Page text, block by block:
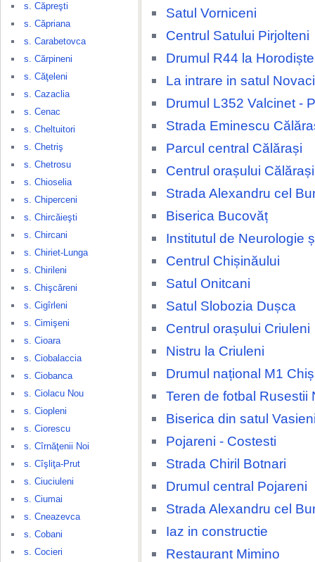
s. Căpreşti
s. Căpriana
s. Carabetovca
s. Cărpineni
s. Căţeleni
s. Cazaclia
s. Cenac
s. Cheltuitori
s. Chetriş
s. Chetrosu
s. Chioselia
s. Chiperceni
s. Chircăieşti
s. Chircani
s. Chiriet-Lunga
s. Chirileni
s. Chişcăreni
s. Cigîrleni
s. Cimişeni
s. Cioara
s. Ciobalaccia
s. Ciobanca
s. Ciolacu Nou
s. Ciopleni
s. Ciorescu
s. Cîrnăţenii Noi
s. Cîşliţa-Prut
s. Ciuciuleni
s. Ciumai
s. Cneazevca
s. Cobani
s. Cocieri
Satul Vorniceni
Centrul Satului Pirjolteni
Drumul R44 la Horodiște
La intrare in satul Novaci
Drumul L352 Valcinet -
Strada Eminescu
Parcul central Călărași
Centrul orașului Călărași
Strada Alexandru cel
Biserica Bucovăț
Institutul de Neurologie
Centrul Chișinăului
Satul Onitcani
Satul Slobozia Dușca
Centrul orașului Criuleni
Nistru la Criuleni
Drumul național M1
Teren de fotbal Rusestii
Biserica din satul
Pojareni - Costesti
Strada Chiril Botnari
Drumul central Pojareni
Strada Alexandru cel
Iaz in constructie
Restaurant Mimino